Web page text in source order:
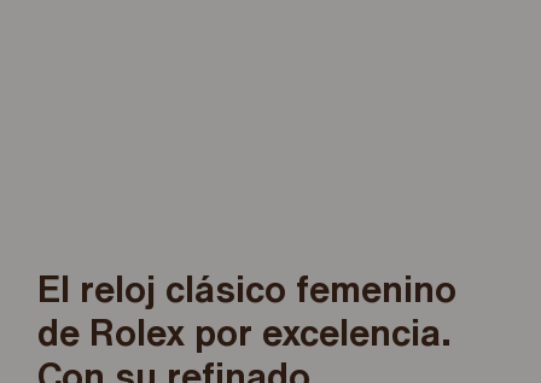
El reloj clásico femenino
de Rolex por excelencia.